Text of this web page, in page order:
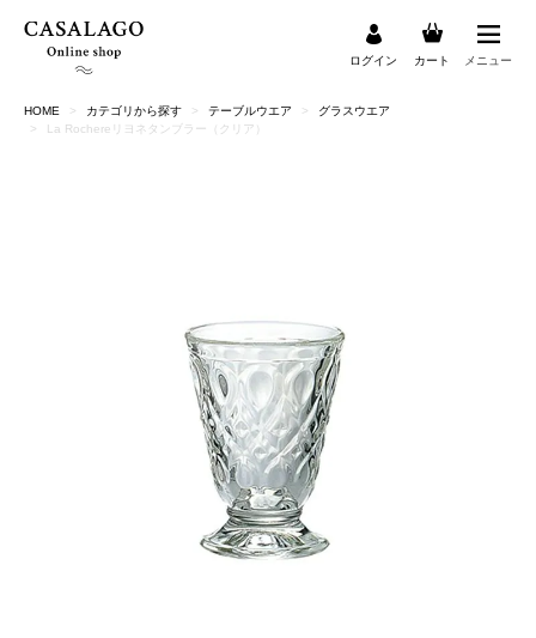
ログイン カート メニュー
HOME カテゴリから探す テーブルウエア
グラスウエア
La Rochereリヨネタンブラー（クリア）
検索